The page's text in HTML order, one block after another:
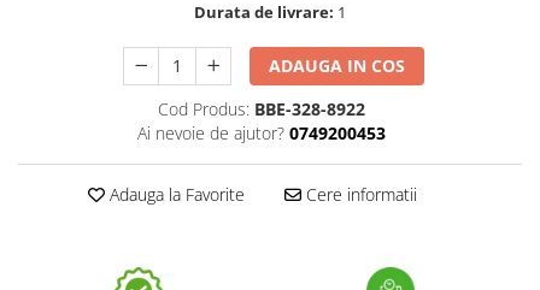
Durata de livrare: 1
ADAUGA IN COS
Cod Produs: BBE-328-8922
Ai nevoie de ajutor? 0749200453
Adauga la Favorite Cere informatii